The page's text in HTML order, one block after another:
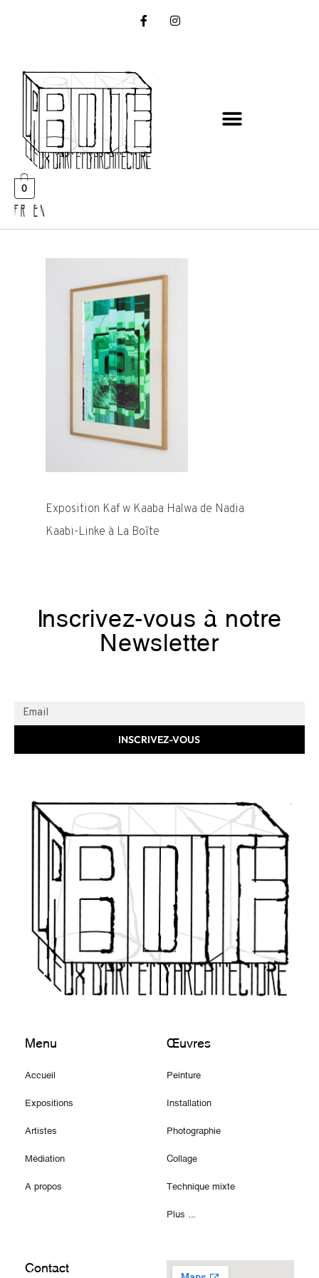
0
FR EN
Exposition Kaf w Kaaba Halwa de Nadia
Kaabi-Linke à La Boîte
Inscrivez-vous à notre
Newsletter
INSCRIVEZ-VOUS
Menu
Accueil
Expositions
Artistes
Médiation
A propos
Œuvres
Peinture
Installation
Photographie
Collage
Technique mixte
Plus ...
Contact